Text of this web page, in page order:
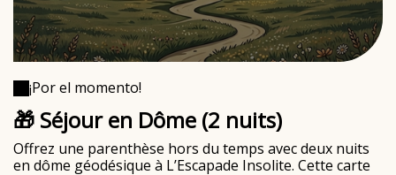
¡Por el momento!
🎁 Séjour en Dôme (2 nuits)
Offrez une parenthèse hors du temps avec deux nuits
en dôme géodésique à L’Escapade Insolite. Cette carte